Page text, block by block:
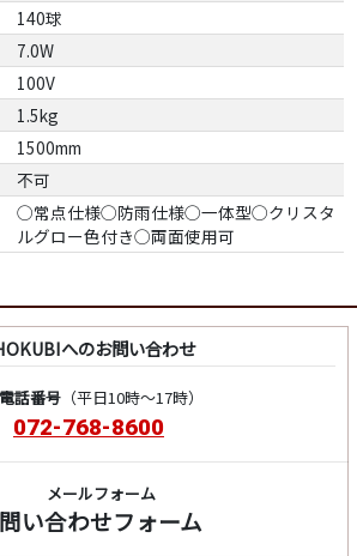
140球
7.0W
100V
1.5kg
1500mm
不可
◯常点仕様◯防雨仕様◯一体型◯クリスタ
ルグロー色付き◯両面使用可
へのお問い合わせ
電話番号（平日10時～17時）
072-768-8600
メールフォーム
い合わせフォーム